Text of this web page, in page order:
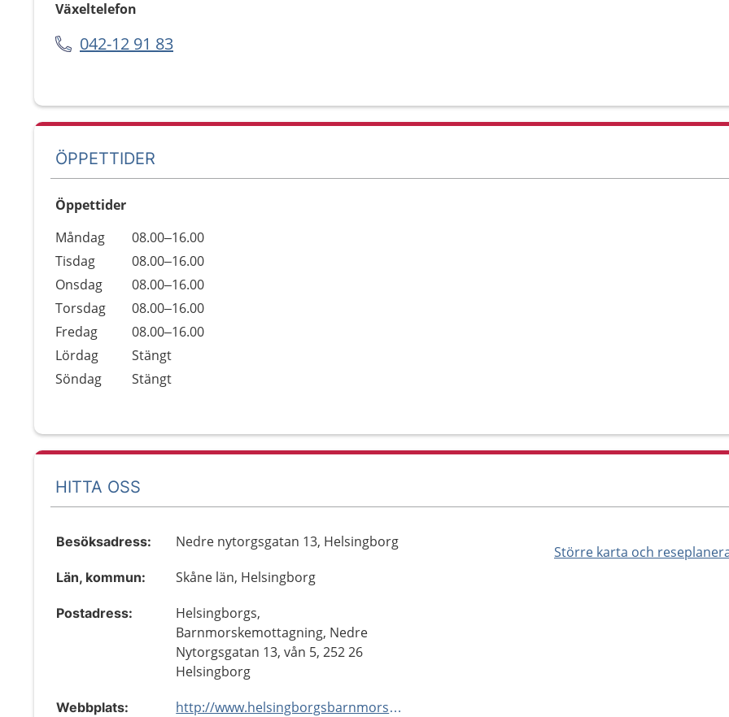
Växeltelefon
042-12 91 83
ÖPPETTIDER
Öppettider
Dag
Öppettider
Kommentarer
Måndag
08.00–16.00
Tisdag
08.00–16.00
Onsdag
08.00–16.00
Torsdag
08.00–16.00
Fredag
08.00–16.00
Lördag
Stängt
Söndag
Stängt
HITTA OSS
Större karta och
Besöksadress: Nedre nytorgsgatan 13, Helsingborg
Län, kommun: Skåne län, Helsingborg
Postadress:
Helsingborgs,
Barnmorskemottagning, Nedre
Nytorgsgatan 13, vån 5, 252 26
Helsingborg
Webbplats: http://www.helsingborgsbarnmorskemottagning.se/